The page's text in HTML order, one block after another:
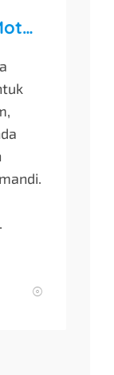
Allefix Nozzle Kepala Selang Set Mesin Cuci Steam Mobil & Motor High Pressure